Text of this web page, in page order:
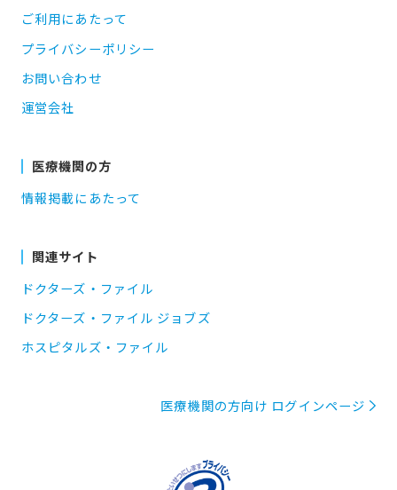
ご利用にあたって
プライバシーポリシー
お問い合わせ
運営会社
医療機関の方
情報掲載にあたって
関連サイト
ドクターズ・ファイル
ドクターズ・ファイル ジョブズ
ホスピタルズ・ファイル
医療機関の方向け ログインページ